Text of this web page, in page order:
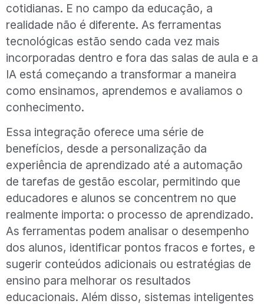
cotidianas. E no campo da educação, a
realidade não é diferente. As ferramentas
tecnológicas estão sendo cada vez mais
incorporadas dentro e fora das salas de aula e a
IA está começando a transformar a maneira
como ensinamos, aprendemos e avaliamos o
conhecimento.
Essa integração oferece uma série de
benefícios, desde a personalização da
experiência de aprendizado até a automação
de tarefas de gestão escolar, permitindo que
educadores e alunos se concentrem no que
realmente importa: o processo de aprendizado.
As ferramentas podem analisar o desempenho
dos alunos, identificar pontos fracos e fortes, e
sugerir conteúdos adicionais ou estratégias de
ensino para melhorar os resultados
educacionais. Além disso, sistemas inteligentes